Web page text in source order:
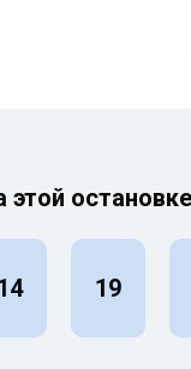
остановке
19